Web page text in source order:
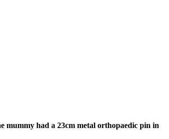
mummy had a 23cm metal orthopaedic pin in